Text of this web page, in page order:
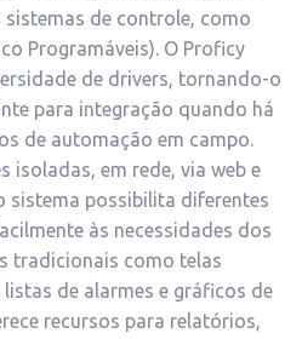
de controle, como
Programáveis). O Proficy
de drivers, tornando-o
para integração quando há
de automação em campo.
isoladas, em rede, via web e
sistema possibilita diferentes
às necessidades dos
tradicionais como telas
de alarmes e gráficos de
recursos para relatórios,